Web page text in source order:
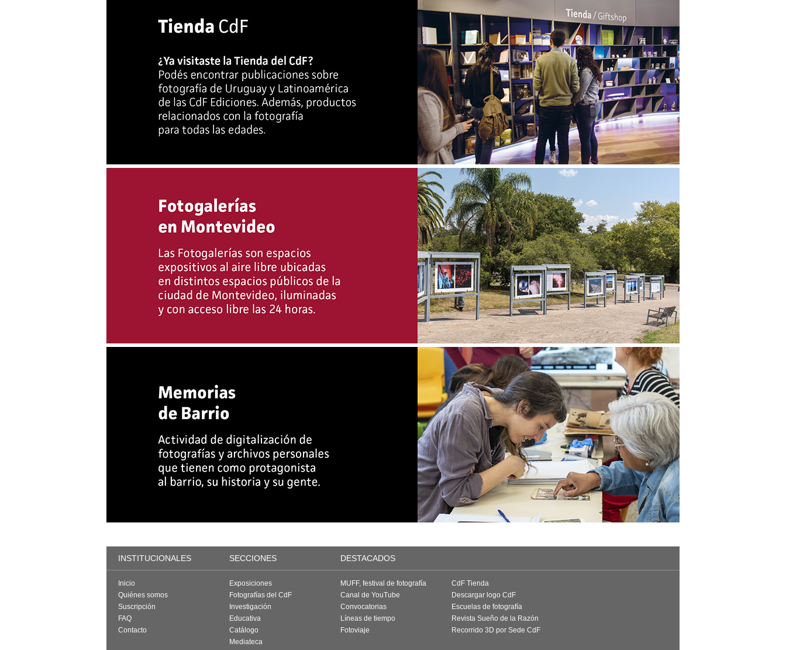
INSTITUCIONALES SECCIONES DESTACADOS
Inicio
Quiénes somos
Suscripción
FAQ
Contacto
Exposiciones
Fotografías del CdF
Investigación
Educativa
Catálogo
Mediateca
MUFF, festival de fotografía
Canal de YouTube
Convocatorias
Líneas de tiempo
Fotoviaje
CdF Tienda
Descargar logo CdF
Escuelas de fotografía
Revista Sueño de la Razón
Recorrido 3D por Sede CdF